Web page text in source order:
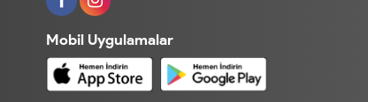
Mobil Uygulamalar